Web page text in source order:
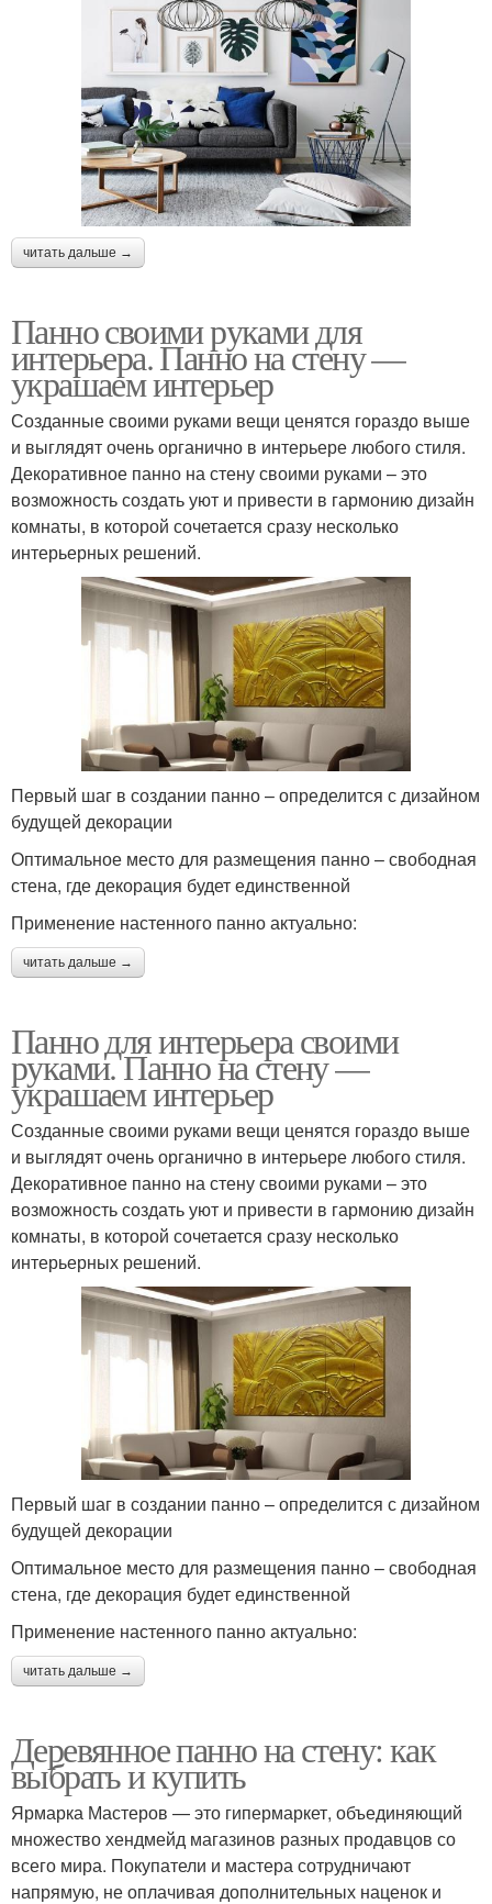
читать дальше →
Панно своими руками для
интерьера. Панно на стену —
украшаем интерьер
Созданные своими руками вещи ценятся гораздо выше
и выглядят очень органично в интерьере любого стиля.
Декоративное панно на стену своими руками – это
возможность создать уют и привести в гармонию дизайн
комнаты, в которой сочетается сразу несколько
интерьерных решений.
Первый шаг в создании панно – определится с дизайном
будущей декорации
Оптимальное место для размещения панно – свободная
стена, где декорация будет единственной
Применение настенного панно актуально:
читать дальше →
Панно для интерьера своими
руками. Панно на стену —
украшаем интерьер
Созданные своими руками вещи ценятся гораздо выше
и выглядят очень органично в интерьере любого стиля.
Декоративное панно на стену своими руками – это
возможность создать уют и привести в гармонию дизайн
комнаты, в которой сочетается сразу несколько
интерьерных решений.
Первый шаг в создании панно – определится с дизайном
будущей декорации
Оптимальное место для размещения панно – свободная
стена, где декорация будет единственной
Применение настенного панно актуально:
читать дальше →
Деревянное панно на стену: как
выбрать и купить
Ярмарка Мастеров — это гипермаркет, объединяющий
множество хендмейд магазинов разных продавцов со
всего мира. Покупатели и мастера сотрудничают
напрямую, не оплачивая дополнительных наценок и